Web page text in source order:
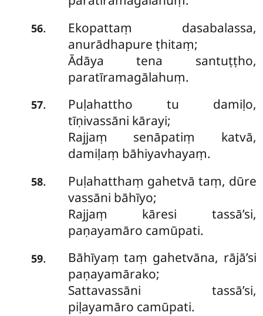
56.
Ekopattaṃ dasabalassa,
anurādhapure ṭhitaṃ;
Ādāya tena santuṭṭho,
paratīramagālahuṃ.
57.
Puḷahattho tu damiḷo,
tīṇivassāni kārayi;
Rajjaṃ senāpatiṃ katvā,
damiḷaṃ bāhiyavhayaṃ.
58.
Puḷahatthaṃ gahetvā taṃ, dūre
vassāni bāhīyo;
Rajjaṃ kāresi tassā’si,
paṇayamāro camūpati.
59.
Bāhīyaṃ taṃ gahetvāna, rājā’si
paṇayamārako;
Sattavassāni tassā’si,
piḷayamāro camūpati.